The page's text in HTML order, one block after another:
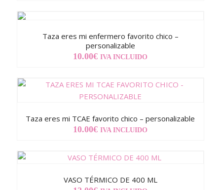
Taza eres mi enfermero favorito chico –
personalizable
10.00€ IVA INCLUIDO
Taza eres mi TCAE favorito chico – personalizable
10.00€ IVA INCLUIDO
VASO TÉRMICO DE 400 ML